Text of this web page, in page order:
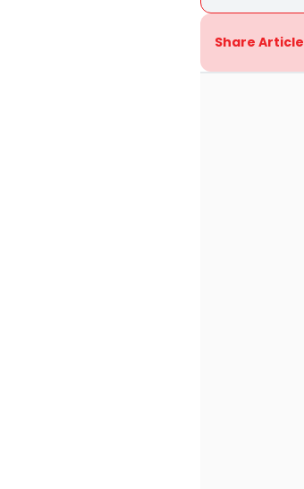
Share Article